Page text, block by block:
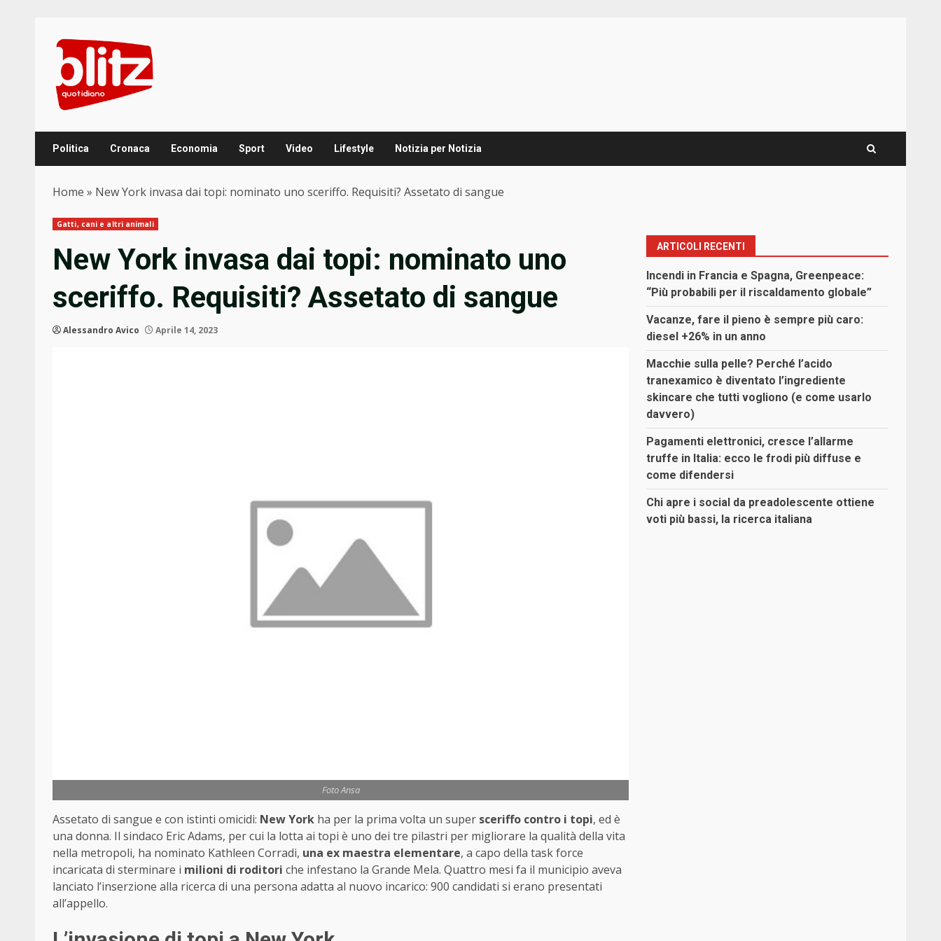
content
Politica Cronaca Economia Sport Video Lifestyle Notizia per Notizia
Home » New York invasa dai topi: nominato uno sceriffo. Requisiti? Assetato di sangue
Gatti, cani e altri animali
New York invasa dai topi: nominato uno
sceriffo. Requisiti? Assetato di sangue
Alessandro Avico Aprile 14, 2023
Foto Ansa
Assetato di sangue e con istinti omicidi: New York ha per la prima volta un super sceriffo contro i topi, ed è
una donna. Il sindaco Eric Adams, per cui la lotta ai topi è uno dei tre pilastri per migliorare la qualità della vita
nella metropoli, ha nominato Kathleen Corradi, una ex maestra elementare, a capo della task force
incaricata di sterminare i milioni di roditori che infestano la Grande Mela. Quattro mesi fa il municipio aveva
lanciato l’inserzione alla ricerca di una persona adatta al nuovo incarico: 900 candidati si erano presentati
all’appello.
ARTICOLI RECENTI
Incendi in Francia e Spagna, Greenpeace:
“Più probabili per il riscaldamento globale”
Vacanze, fare il pieno è sempre più caro:
diesel +26% in un anno
Macchie sulla pelle? Perché l’acido
tranexamico è diventato l’ingrediente
skincare che tutti vogliono (e come usarlo
davvero)
Pagamenti elettronici, cresce l’allarme
truffe in Italia: ecco le frodi più diffuse e
come difendersi
Chi apre i social da preadolescente ottiene
voti più bassi, la ricerca italiana